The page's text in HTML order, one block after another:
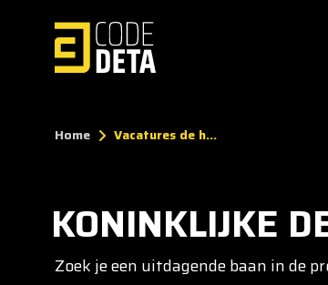
Home Vacatures de h...
KONINKLIJKE
Zoek je een uitdagende baan in de